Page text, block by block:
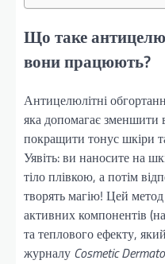
Що таке
вони працюють?
Антицелюлітні
яка допомагає зменшити
покращити тонус шкіри
Уявіть: ви наносите на
тіло плівкою, а потім
творять магію! Цей
активних компонентів
та теплового ефекту,
журналу Cosmetic